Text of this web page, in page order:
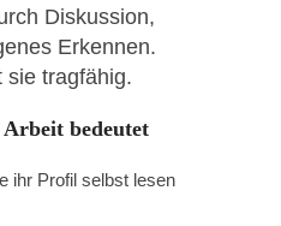
Diskussion,
Erkennen.
sie tragfähig.
bedeutet
ihr Profil selbst lesen